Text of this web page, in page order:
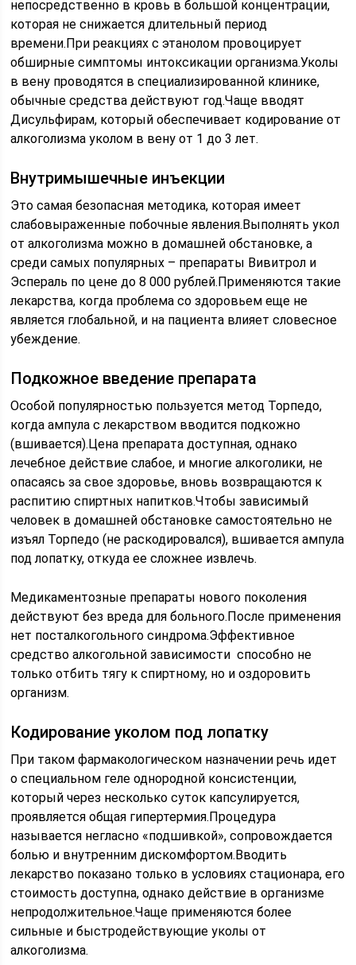
непосредственно в кровь в большой концентрации,
которая не снижается длительный период
времени.При реакциях с этанолом провоцирует
обширные симптомы интоксикации организма.Уколы
в вену проводятся в специализированной клинике,
обычные средства действуют год.Чаще вводят
Дисульфирам, который обеспечивает кодирование от
алкоголизма уколом в вену от 1 до 3 лет.
Внутримышечные инъекции
Это самая безопасная методика, которая имеет
слабовыраженные побочные явления.Выполнять укол
от алкоголизма можно в домашней обстановке, а
среди самых популярных – препараты Вивитрол и
Эспераль по цене до 8 000 рублей.Применяются такие
лекарства, когда проблема со здоровьем еще не
является глобальной, и на пациента влияет словесное
убеждение.
Подкожное введение препарата
Особой популярностью пользуется метод Торпедо,
когда ампула с лекарством вводится подкожно
(вшивается).Цена препарата доступная, однако
лечебное действие слабое, и многие алкоголики, не
опасаясь за свое здоровье, вновь возвращаются к
распитию спиртных напитков.Чтобы зависимый
человек в домашней обстановке самостоятельно не
изъял Торпедо (не раскодировался), вшивается ампула
под лопатку, откуда ее сложнее извлечь.
Медикаментозные препараты нового поколения
действуют без вреда для больного.После применения
нет посталкогольного синдрома.Эффективное
средство алкогольной зависимости ­ способно не
только отбить тягу к спиртному, но и оздоровить
организм.
Кодирование уколом под лопатку
При таком фармакологическом назначении речь идет
о специальном геле однородной консистенции,
который через несколько суток капсулируется,
проявляется общая гипертермия.Процедура
называется негласно «подшивкой», сопровождается
болью и внутренним дискомфортом.Вводить
лекарство показано только в условиях стационара, его
стоимость доступна, однако действие в организме
непродолжительное.Чаще применяются более
сильные и быстродействующие уколы от
алкоголизма.